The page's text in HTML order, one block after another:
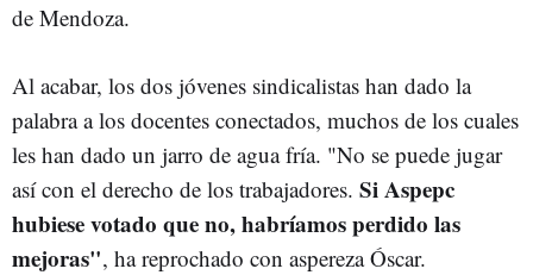
de Mendoza.
Al acabar, los dos jóvenes sindicalistas han dado la
palabra a los docentes conectados, muchos de los cuales
les han dado un jarro de agua fría. "No se puede jugar
así con el derecho de los trabajadores. Si Aspepc
hubiese votado que no, habríamos perdido las
mejoras", ha reprochado con aspereza Óscar.